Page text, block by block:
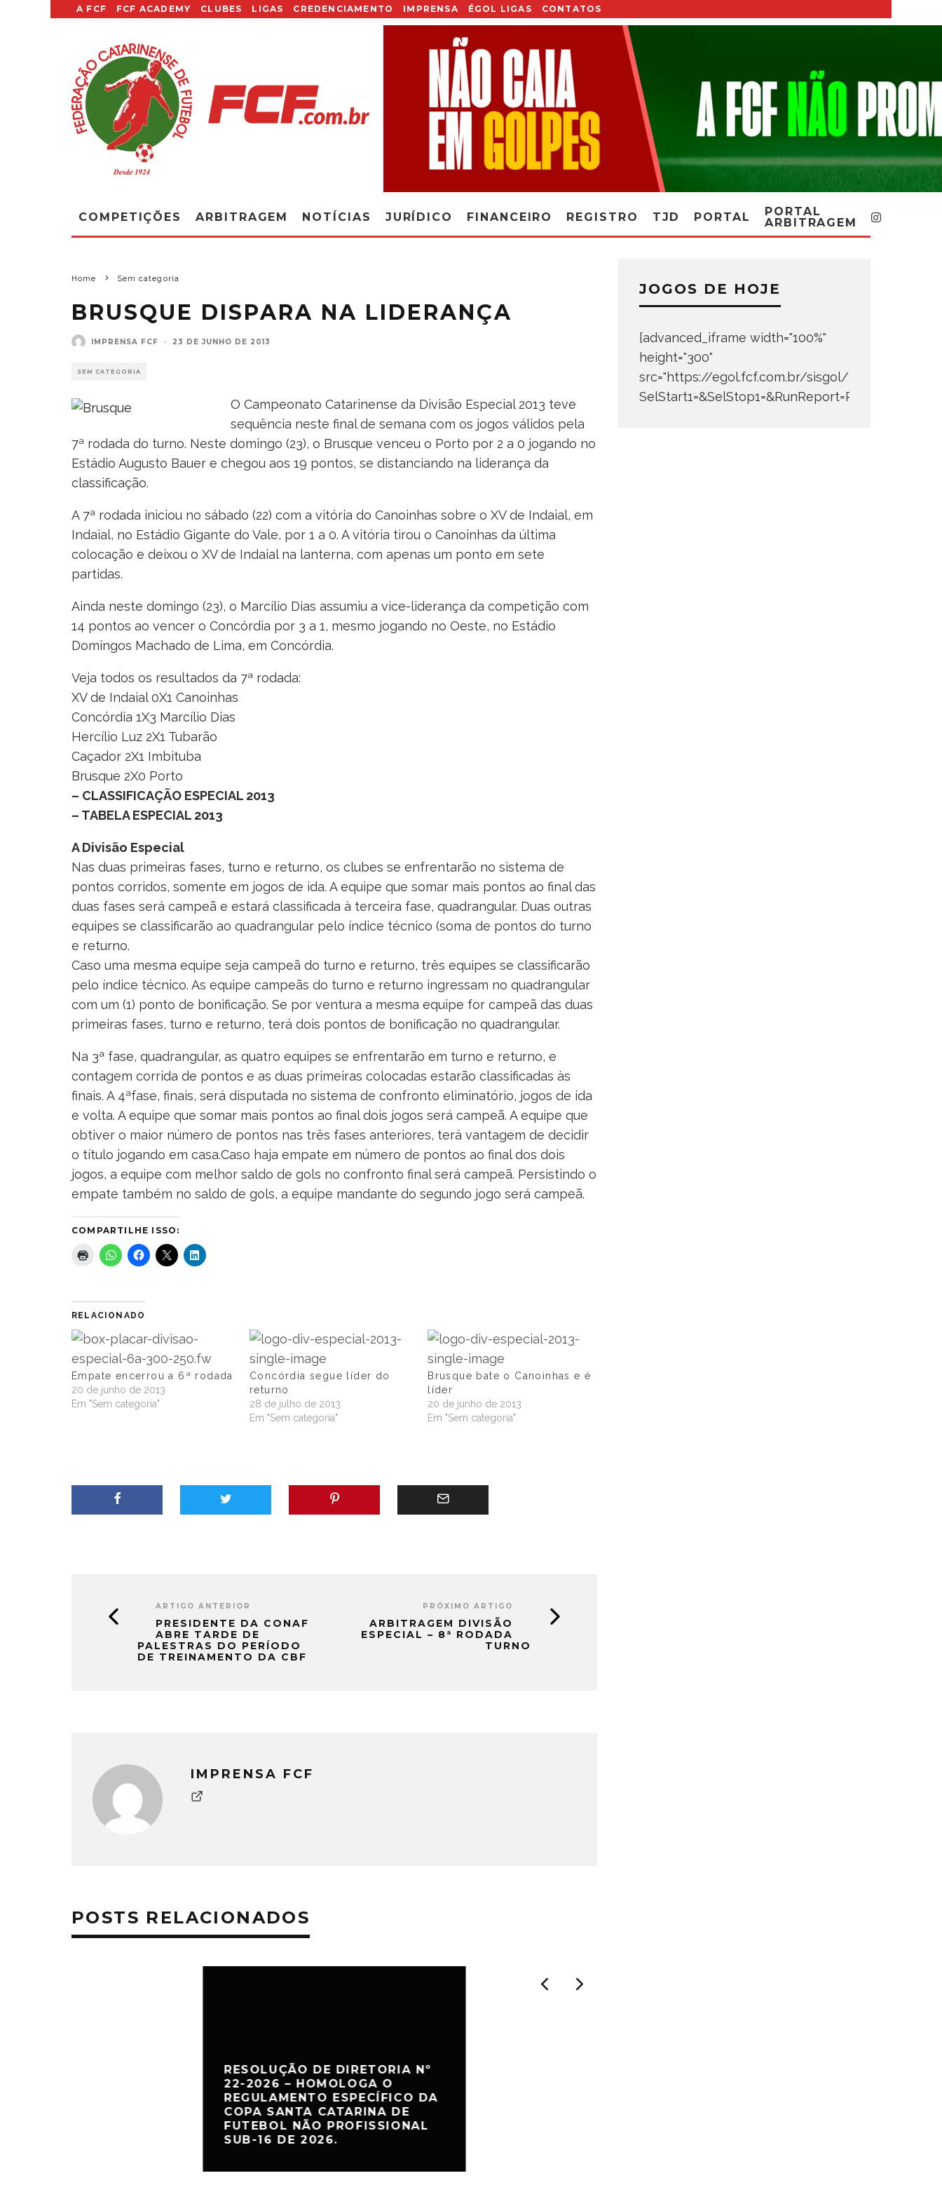
A FCF FCF ACADEMY CLUBES LIGAS CREDENCIAMENTO IMPRENSA ÉGOL LIGAS CONTATOS
COMPETIÇÕES ARBITRAGEM NOTÍCIAS JURÍDICO FINANCEIRO REGISTRO TJD PORTAL
PORTAL
ARBITRAGEM
Home Sem categoria
BRUSQUE DISPARA NA LIDERANÇA
IMPRENSA FCF · 23 DE JUNHO DE 2013
SEM CATEGORIA
O Campeonato Catarinense da Divisão Especial 2013 teve
sequência neste final de semana com os jogos válidos pela
7ª rodada do turno. Neste domingo (23), o Brusque venceu o Porto por 2 a 0 jogando no
Estádio Augusto Bauer e chegou aos 19 pontos, se distanciando na liderança da
classificação.
A 7ª rodada iniciou no sábado (22) com a vitória do Canoinhas sobre o XV de Indaial, em
Indaial, no Estádio Gigante do Vale, por 1 a 0. A vitória tirou o Canoinhas da última
colocação e deixou o XV de Indaial na lanterna, com apenas um ponto em sete
partidas.
Ainda neste domingo (23), o Marcílio Dias assumiu a vice-liderança da competição com
14 pontos ao vencer o Concórdia por 3 a 1, mesmo jogando no Oeste, no Estádio
Domingos Machado de Lima, em Concórdia.
Veja todos os resultados da 7ª rodada:
XV de Indaial 0X1 Canoinhas
Concórdia 1X3 Marcílio Dias
Hercílio Luz 2X1 Tubarão
Caçador 2X1 Imbituba
Brusque 2X0 Porto
– CLASSIFICAÇÃO ESPECIAL 2013
– TABELA ESPECIAL 2013
A Divisão Especial
Nas duas primeiras fases, turno e returno, os clubes se enfrentarão no sistema de
pontos corridos, somente em jogos de ida. A equipe que somar mais pontos ao final das
duas fases será campeã e estará classificada à terceira fase, quadrangular. Duas outras
equipes se classificarão ao quadrangular pelo índice técnico (soma de pontos do turno
e returno.
Caso uma mesma equipe seja campeã do turno e returno, três equipes se classificarão
pelo índice técnico. As equipe campeãs do turno e returno ingressam no quadrangular
com um (1) ponto de bonificação. Se por ventura a mesma equipe for campeã das duas
primeiras fases, turno e returno, terá dois pontos de bonificação no quadrangular.
Na 3ª fase, quadrangular, as quatro equipes se enfrentarão em turno e returno, e
contagem corrida de pontos e as duas primeiras colocadas estarão classificadas às
finais. A 4ªfase, finais, será disputada no sistema de confronto eliminatório, jogos de ida
e volta. A equipe que somar mais pontos ao final dois jogos será campeã. A equipe que
obtiver o maior número de pontos nas três fases anteriores, terá vantagem de decidir
o título jogando em casa.Caso haja empate em número de pontos ao final dos dois
jogos, a equipe com melhor saldo de gols no confronto final será campeã. Persistindo o
empate também no saldo de gols, a equipe mandante do segundo jogo será campeã.
COMPARTILHE ISSO:
RELACIONADO
Empate encerrou a 6ª rodada
20 de junho de 2013
Em "Sem categoria"
Concórdia segue líder do
returno
28 de julho de 2013
Em "Sem categoria"
Brusque bate o Canoinhas e é
líder
20 de junho de 2013
Em "Sem categoria"
ARTIGO ANTERIOR
PRESIDENTE DA CONAF
ABRE TARDE DE
PALESTRAS DO PERÍODO
DE TREINAMENTO DA CBF
PRÓXIMO ARTIGO
ARBITRAGEM DIVISÃO
ESPECIAL – 8ª RODADA
TURNO
IMPRENSA FCF
POSTS RELACIONADOS
RESOLUÇÃO DE DIRETORIA Nº
22-2026 – HOMOLOGA O
REGULAMENTO ESPECÍFICO DA
COPA SANTA CATARINA DE
FUTEBOL NÃO PROFISSIONAL
SUB-16 DE 2026.
JOGOS DE HOJE
[advanced_iframe width="100%"
height="300"
src="https://egol.fcf.com.br/sisgol/
SelStart1=&SelStop1=&RunReport=Run+Report"]